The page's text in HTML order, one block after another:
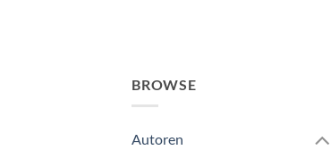
BROWSE
Autoren